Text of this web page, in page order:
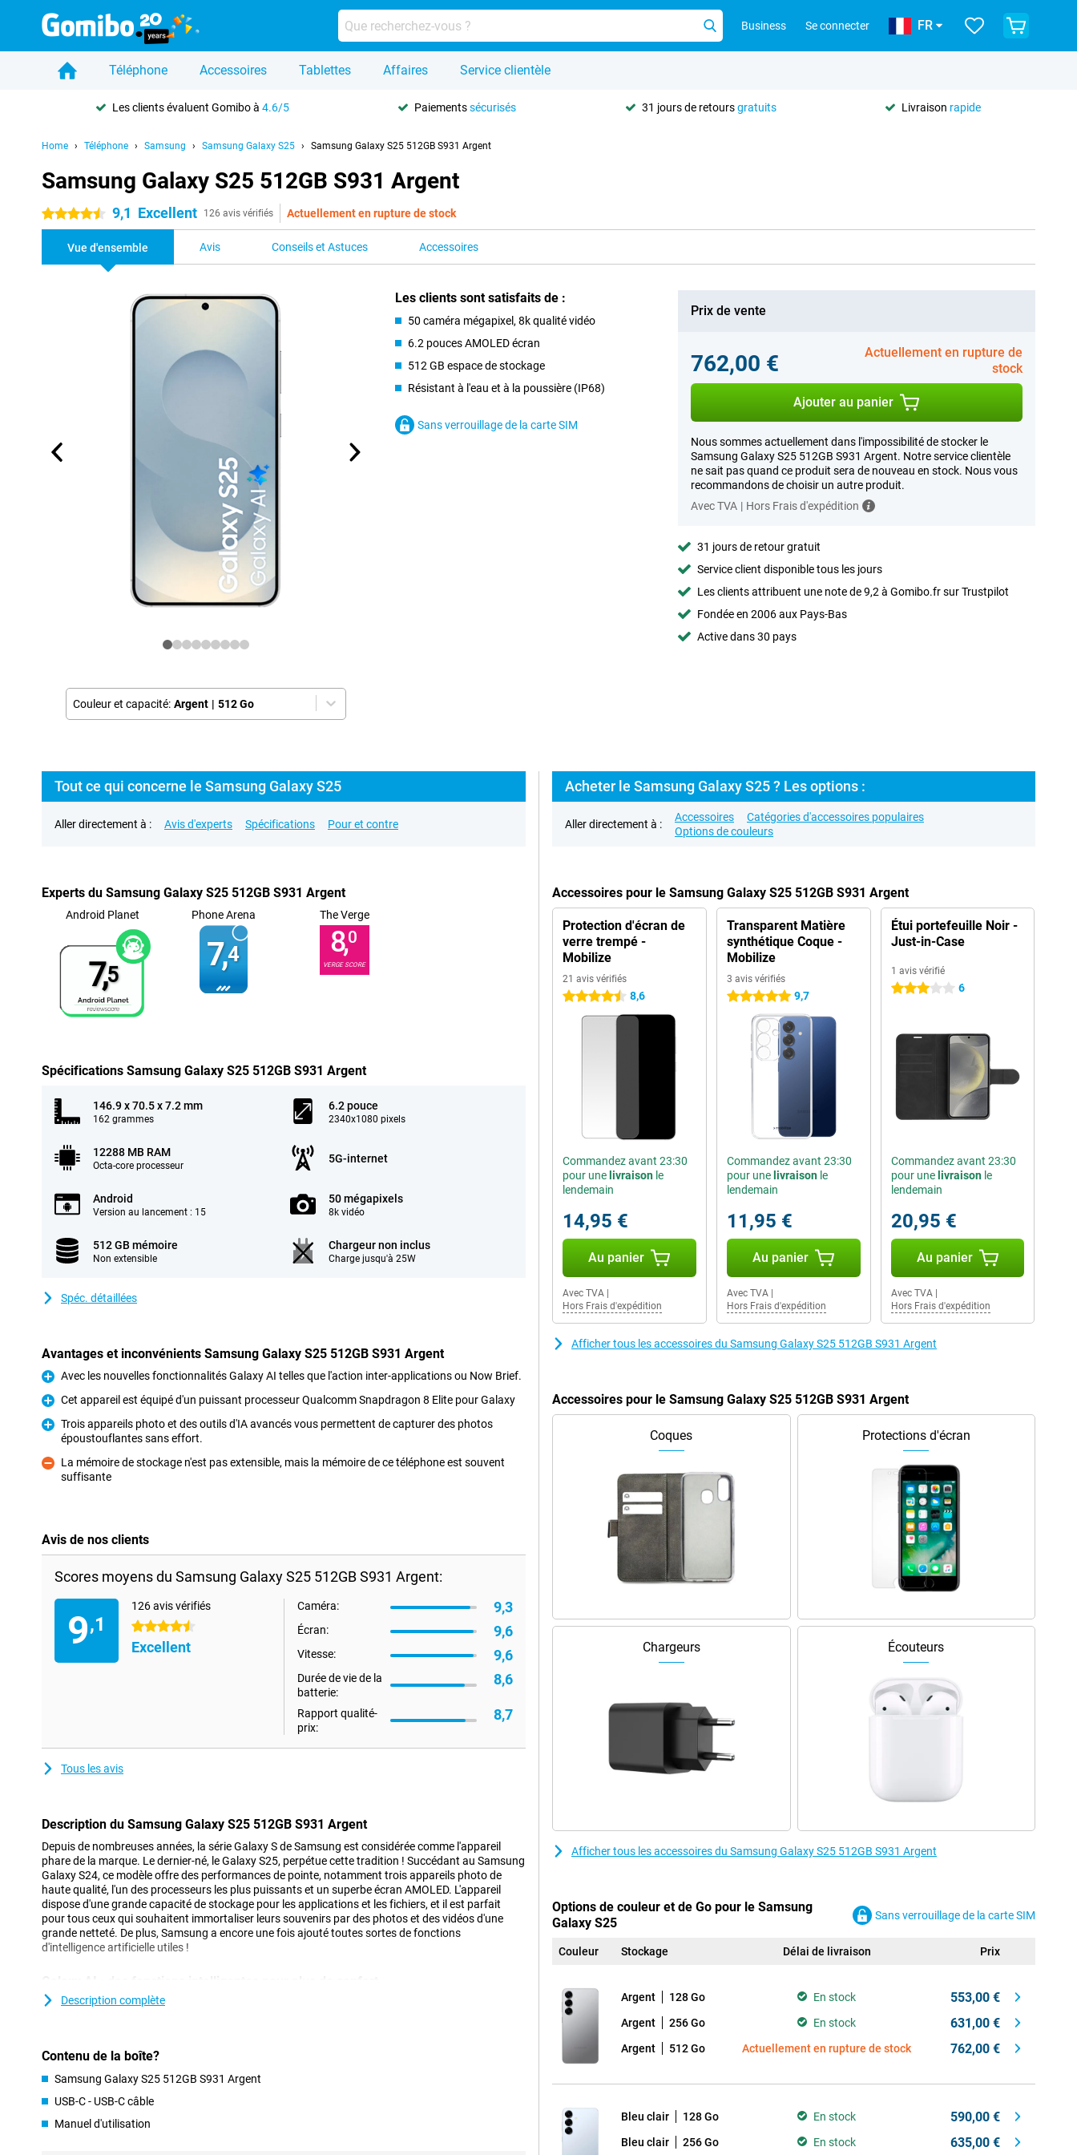
Business Se connecter FR
Téléphone Accessoires Tablettes Affaires Service clientèle
Les clients évaluent Gomibo à4.6/5 Paiementssécurisés 31 jours de retoursgratuits Livraison rapide
Home Téléphone Samsung Samsung Galaxy S25 Samsung Galaxy S25 512GB S931 Argent
Samsung Galaxy S25 512GB S931 Argent
4.5 étoiles 9,1 Excellent 126 avis vérifiés Actuellement en rupture de stock
Vue d'ensemble Avis Conseils et Astuces Accessoires
Couleur et capacité: Argent | 512 Go
Les clients sont satisfaits de :
50 caméra mégapixel, 8k qualité vidéo
6.2 pouces AMOLED écran
512 GB espace de stockage
Résistant à l'eau et à la poussière (IP68)
Sans verrouillage de la carte SIM
Prix de vente
762,00 €
Actuellement en rupture de
stock
Ajouter au panier
Nous sommes actuellement dans l'impossibilité de stocker le
Samsung Galaxy S25 512GB S931 Argent. Notre service clientèle
ne sait pas quand ce produit sera de nouveau en stock. Nous vous
recommandons de choisir un autre produit.
Avec TVA | Hors Frais d'expédition
31 jours de retour gratuit
Service client disponible tous les jours
Les clients attribuent une note de 9,2 à Gomibo.fr sur Trustpilot
Fondée en 2006 aux Pays-Bas
Active dans 30 pays
Tout ce qui concerne le Samsung Galaxy S25
Aller directement à : Avis d'experts Spécifications Pour et contre
Experts du Samsung Galaxy S25 512GB S931 Argent
Android Planet
7,5
Phone Arena
7,4
The Verge
8,0
VERGE SCORE
Spécifications Samsung Galaxy S25 512GB S931 Argent
146.9 x 70.5 x 7.2 mm
162 grammes
6.2 pouce
2340x1080 pixels
12288 MB RAM
Octa-core processeur
5G-internet
Android
Version au lancement : 15
50 mégapixels
8k vidéo
512 GB mémoire
Non extensible
Chargeur non inclus
Charge jusqu'à 25W
Spéc. détaillées
Avantages et inconvénients Samsung Galaxy S25 512GB S931 Argent
Pour
Avec les nouvelles fonctionnalités Galaxy AI telles que l'action inter-applications ou Now Brief.
Pour
Cet appareil est équipé d'un puissant processeur Qualcomm Snapdragon 8 Elite pour Galaxy
Pour
Trois appareils photo et des outils d'IA avancés vous permettent de capturer des photos
époustouflantes sans effort.
Contre
La mémoire de stockage n'est pas extensible, mais la mémoire de ce téléphone est souvent
suffisante
Avis de nos clients
Scores moyens du Samsung Galaxy S25 512GB S931 Argent:
9,1
126 avis vérifiés
4.5 étoiles
Excellent
Caméra: 9,3
Écran: 9,6
Vitesse: 9,6
Durée de vie de la
batterie:
8,6
Rapport qualité-
prix:
8,7
Tous les avis
Description du Samsung Galaxy S25 512GB S931 Argent
Depuis de nombreuses années, la série Galaxy S de Samsung est considérée comme l'appareil
phare de la marque. Le dernier-né, le Galaxy S25, perpétue cette tradition ! Succédant au Samsung
Galaxy S24, ce modèle offre des performances de pointe, notamment trois appareils photo de
haute qualité, l'un des processeurs les plus puissants et un superbe écran AMOLED. L'appareil
dispose d'une grande capacité de stockage pour les applications et les fichiers, et il est parfait
pour tous ceux qui souhaitent immortaliser leurs souvenirs par des photos et des vidéos d'une
grande netteté. De plus, Samsung a encore une fois ajouté toutes sortes de fonctions
d'intelligence artificielle utiles !
Le Samsung Galaxy S25 512GB S931 Silver est équipé de plusieurs fonctions Galaxy AI
de concert, à l'activation des alertes de billets et à l'ajout du concert à votre calendrier. Vous faites
tout cela en une seule action, au lieu d'effectuer toutes ces actions séparément. De plus, Now Brief
vous tient informé de toutes sortes de recommandations pertinentes. Par exemple, il vous tient au
courant de votre score de sommeil après le réveil et vous indique qu'un nouvel épisode de votre
Description complète
Contenu de la boîte?
Samsung Galaxy S25 512GB S931 Argent
USB-C - USB-C câble
Manuel d'utilisation
Acheter le Samsung Galaxy S25 ? Les options :
Aller directement à :
Accessoires
Catégories d'accessoires populaires
Options de couleurs
Accessoires pour le Samsung Galaxy S25 512GB S931 Argent
Protection d'écran de
verre trempé -
Mobilize
21 avis vérifiés
4.5 étoiles 8,6
Commandez avant 23:30
pour une livraison le
lendemain
14,95 €
Au panier
Avec TVA
Hors Frais d'expédition
Transparent Matière
synthétique Coque -
Mobilize
3 avis vérifiés
5 étoiles 9,7
Commandez avant 23:30
pour une livraisonle
lendemain
11,95 €
Au panier
Avec TVA|
Hors Frais d'expédition
Étui portefeuille Noir -
Just-in-Case
1 avis vérifié
3 étoiles 6
Commandez avant 23:30
pour une livraisonle
lendemain
20,95 €
Au panier
Avec TVA|
Hors Frais d'expédition
Afficher tous les accessoires du Samsung Galaxy S25 512GB S931 Argent
Accessoires pour le Samsung Galaxy S25 512GB S931 Argent
Coques Protections d'écran
Chargeurs Écouteurs
Afficher tous les accessoires du Samsung Galaxy S25 512GB S931 Argent
Options de couleur et de Go pour le Samsung
Galaxy S25
Sans verrouillage de la carte SIM
Couleur Stockage Délai de livraison Prix
Argent 128 Go En stock 553,00 €
Argent 256 Go En stock 631,00 €
Argent 512 Go Actuellement en rupture de stock 762,00 €
Bleu clair 128 Go En stock 590,00 €
Bleu clair 256 Go En stock 635,00 €